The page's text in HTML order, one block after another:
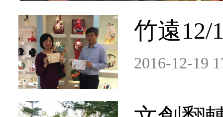
竹遠12/
2016-12-19